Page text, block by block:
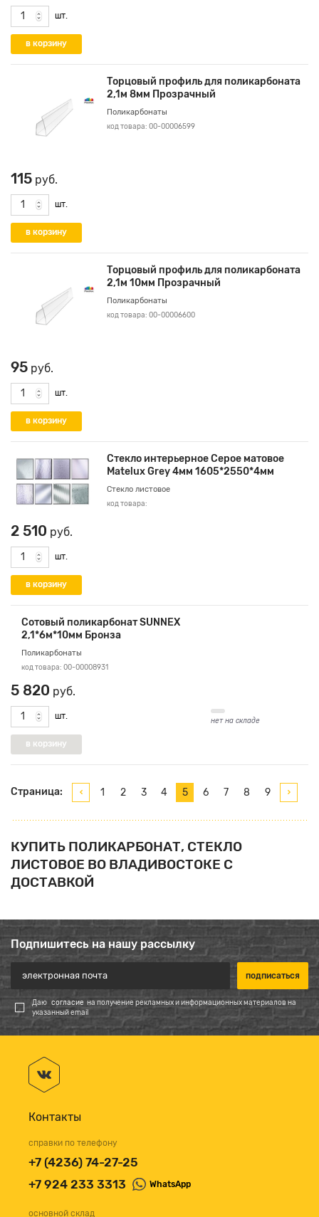
шт.
Торцовый профиль для поликарбоната
2,1м 8мм Прозрачный
Поликарбонаты
код товара: 00-00006599
115 руб.
шт.
Торцовый профиль для поликарбоната
2,1м 10мм Прозрачный
Поликарбонаты
код товара: 00-00006600
95 руб.
шт.
Стекло интерьерное Серое матовое
Matelux Grey 4мм 1605*2550*4мм
Стекло листовое
код товара:
2 510 руб.
шт.
Сотовый поликарбонат SUNNEX
2,1*6м*10мм Бронза
Поликарбонаты
код товара: 00-00008931
5 820 руб.
шт. нет на складе
Страница: 1 2 3 4 5 6 7 8 9
КУПИТЬ ПОЛИКАРБОНАТ, СТЕКЛО
ЛИСТОВОЕ ВО ВЛАДИВОСТОКЕ С
ДОСТАВКОЙ
Подпишитесь на нашу рассылку
Даю согласие на получение рекламных и информационных материалов на
указанный email
Контакты
справки по телефону
+7 (4236) 74-27-25
+7 924 233 3313
WhatsApp
основной склад